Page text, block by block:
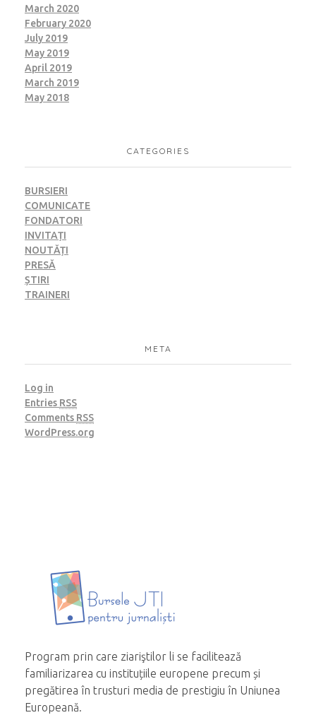
March 2020
February 2020
July 2019
May 2019
April 2019
March 2019
May 2018
CATEGORIES
BURSIERI
COMUNICATE
FONDATORI
INVITAȚI
NOUTĂȚI
PRESĂ
ȘTIRI
TRAINERI
META
Log in
Entries RSS
Comments RSS
WordPress.org
Program prin care ziariştilor li se facilitează
familiarizarea cu instituțiile europene precum și
pregătirea în trusturi media de prestigiu în Uniunea
Europeană.